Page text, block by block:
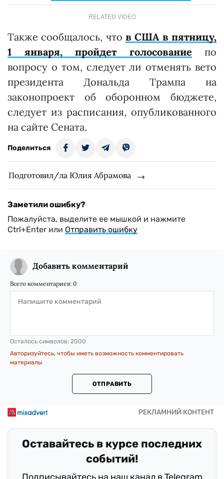
RELATED VIDEO
Также сообщалось, что в США в пятницу,
1 января, пройдет голосование по
вопросу о том, следует ли отменять вето
президента Дональда Трампа на
законопроект об оборонном бюджете,
следует из расписания, опубликованного
на сайте Сената.
Поделиться
Подготовил/ла Юлия Абрамова
Заметили ошибку?
Пожалуйста, выделите ее мышкой и нажмите
Ctrl+Enter или Отправить ошибку
Добавить комментарий
Всего комментариев: 0
Осталось символов: 2000
Авторизуйтесь, чтобы иметь возможность комментировать
материалы
ОТПРАВИТЬ
Оставайтесь в курсе последних
событий!